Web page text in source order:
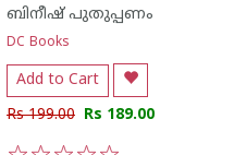
ബിനീഷ് പുതുപ്പണം
DC Books
Add to Cart
Rs 199.00 Rs 189.00